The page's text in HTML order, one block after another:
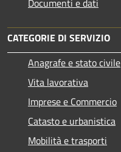
CATEGORIE DI SERVIZIO
Anagrafe e stato civile
Vita lavorativa
Imprese e Commercio
Catasto e urbanistica
Mobilità e trasporti